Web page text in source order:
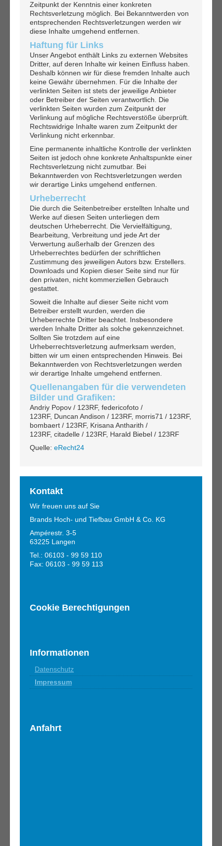
Zeitpunkt der Kenntnis einer konkreten
Rechtsverletzung möglich. Bei Bekanntwerden von
entsprechenden Rechtsverletzungen werden wir
diese Inhalte umgehend entfernen.
Haftung für Links
Unser Angebot enthält Links zu externen Websites
Dritter, auf deren Inhalte wir keinen Einfluss haben.
Deshalb können wir für diese fremden Inhalte auch
keine Gewähr übernehmen. Für die Inhalte der
verlinkten Seiten ist stets der jeweilige Anbieter
oder Betreiber der Seiten verantwortlich. Die
verlinkten Seiten wurden zum Zeitpunkt der
Verlinkung auf mögliche Rechtsverstöße überprüft.
Rechtswidrige Inhalte waren zum Zeitpunkt der
Verlinkung nicht erkennbar.
Eine permanente inhaltliche Kontrolle der verlinkten
Seiten ist jedoch ohne konkrete Anhaltspunkte einer
Rechtsverletzung nicht zumutbar. Bei
Bekanntwerden von Rechtsverletzungen werden
wir derartige Links umgehend entfernen.
Urheberrecht
Die durch die Seitenbetreiber erstellten Inhalte und
Werke auf diesen Seiten unterliegen dem
deutschen Urheberrecht. Die Vervielfältigung,
Bearbeitung, Verbreitung und jede Art der
Verwertung außerhalb der Grenzen des
Urheberrechtes bedürfen der schriftlichen
Zustimmung des jeweiligen Autors bzw. Erstellers.
Downloads und Kopien dieser Seite sind nur für
den privaten, nicht kommerziellen Gebrauch
gestattet.
Soweit die Inhalte auf dieser Seite nicht vom
Betreiber erstellt wurden, werden die
Urheberrechte Dritter beachtet. Insbesondere
werden Inhalte Dritter als solche gekennzeichnet.
Sollten Sie trotzdem auf eine
Urheberrechtsverletzung aufmerksam werden,
bitten wir um einen entsprechenden Hinweis. Bei
Bekanntwerden von Rechtsverletzungen werden
wir derartige Inhalte umgehend entfernen.
Quellenangaben für die verwendeten
Bilder und Grafiken:
Andriy Popov / 123RF, federicofoto /
123RF, Duncan Andison / 123RF, morris71 / 123RF,
bombaert / 123RF, Krisana Antharith /
123RF, citadelle / 123RF, Harald Biebel / 123RF
Quelle: eRecht24
Kontakt
Wir freuen uns auf Sie
Brands Hoch- und Tiefbau GmbH & Co. KG
Ampérestr. 3-5
63225 Langen
Tel.: 06103 - 99 59 110
Fax: 06103 - 99 59 113
Cookie Berechtigungen
Informationen
Datenschutz
Impressum
Anfahrt